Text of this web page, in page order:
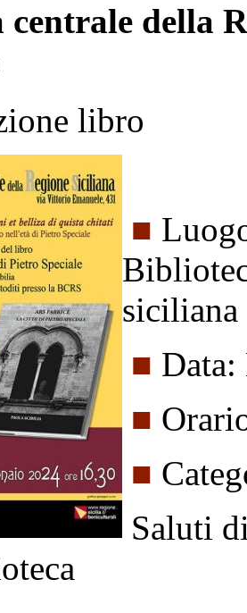
centrale della
libro
■
siciliana
■
■
■
Saluti